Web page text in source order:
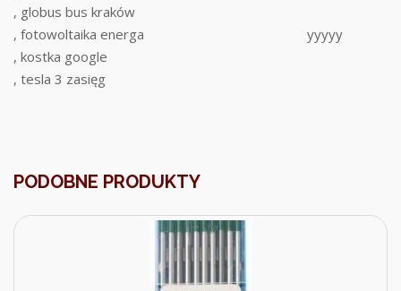
, globus bus kraków
, fotowoltaika energa
, kostka google
, tesla 3 zasięg
yyyyy
PODOBNE PRODUKTY